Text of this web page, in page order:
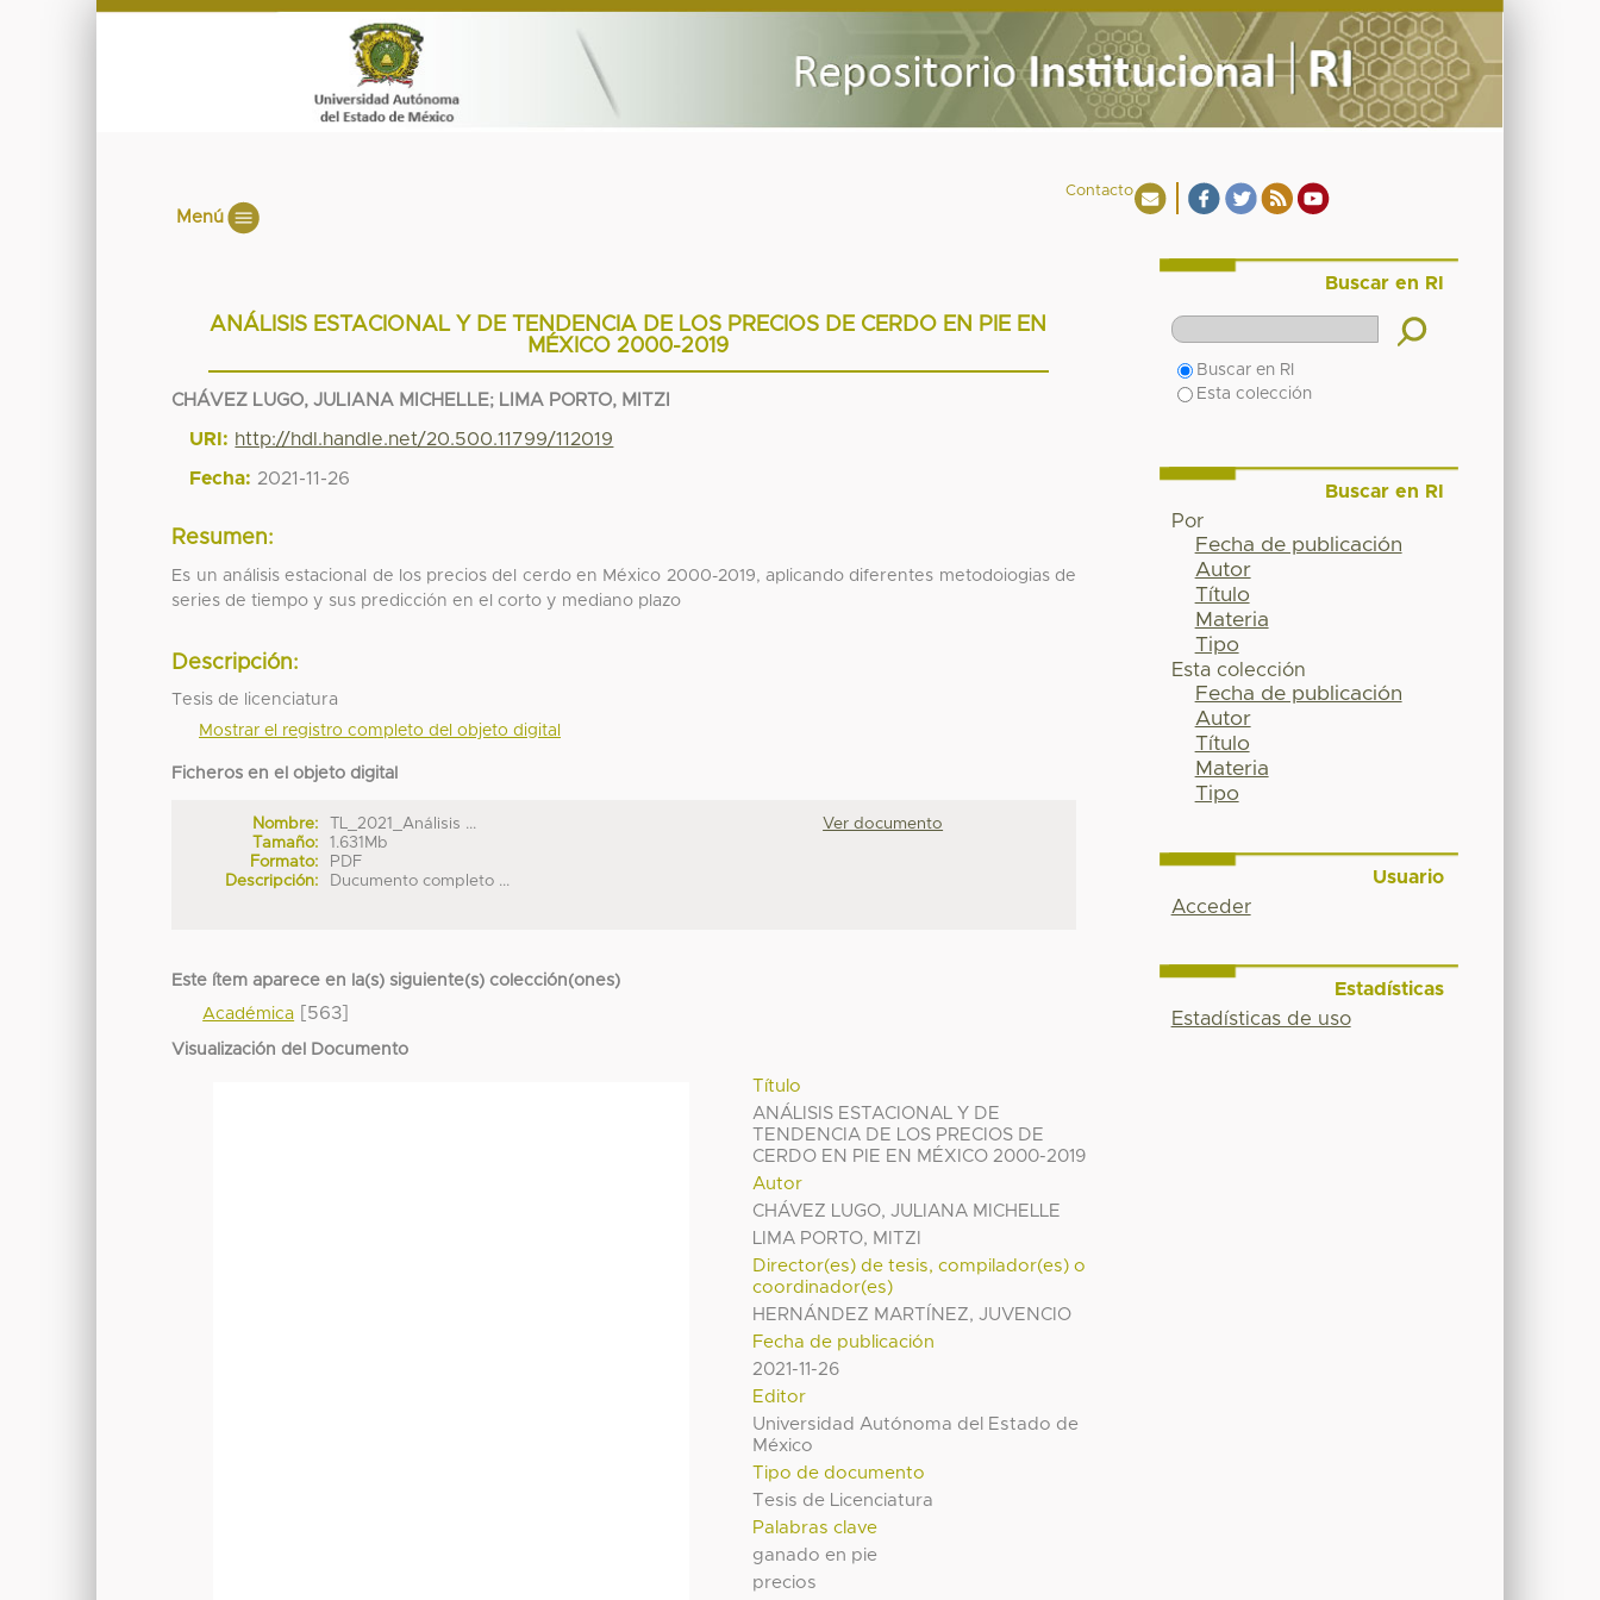
Contacto
Menú
ANÁLISIS ESTACIONAL Y DE TENDENCIA DE LOS PRECIOS DE CERDO EN PIE EN
MÉXICO 2000-2019
CHÁVEZ LUGO, JULIANA MICHELLE; LIMA PORTO, MITZI
URI: http://hdl.handle.net/20.500.11799/112019
Fecha: 2021-11-26
Resumen:
Es un análisis estacional de los precios del cerdo en México 2000-2019, aplicando diferentes metodoiogias de
series de tiempo y sus predicción en el corto y mediano plazo
Descripción:
Tesis de licenciatura
Mostrar el registro completo del objeto digital
Ficheros en el objeto digital
Nombre:
TL_2021_Análisis ...
Tamaño:
1.631Mb
Formato:
PDF
Descripción:
Ducumento completo ...
Ver documento
Este ítem aparece en la(s) siguiente(s) colección(ones)
Académica [563]
Visualización del Documento
Título
ANÁLISIS ESTACIONAL Y DE
TENDENCIA DE LOS PRECIOS DE
CERDO EN PIE EN MÉXICO 2000-2019
Autor
CHÁVEZ LUGO, JULIANA MICHELLE
LIMA PORTO, MITZI
Director(es) de tesis, compilador(es) o
coordinador(es)
HERNÁNDEZ MARTÍNEZ, JUVENCIO
Fecha de publicación
2021-11-26
Editor
Universidad Autónoma del Estado de
México
Tipo de documento
Tesis de Licenciatura
Palabras clave
ganado en pie
precios
Buscar en RI
Buscar en RI
Esta colección
Buscar en RI
Por
Fecha de publicación
Autor
Título
Materia
Tipo
Esta colección
Fecha de publicación
Autor
Título
Materia
Tipo
Usuario
Acceder
Estadísticas
Estadísticas de uso